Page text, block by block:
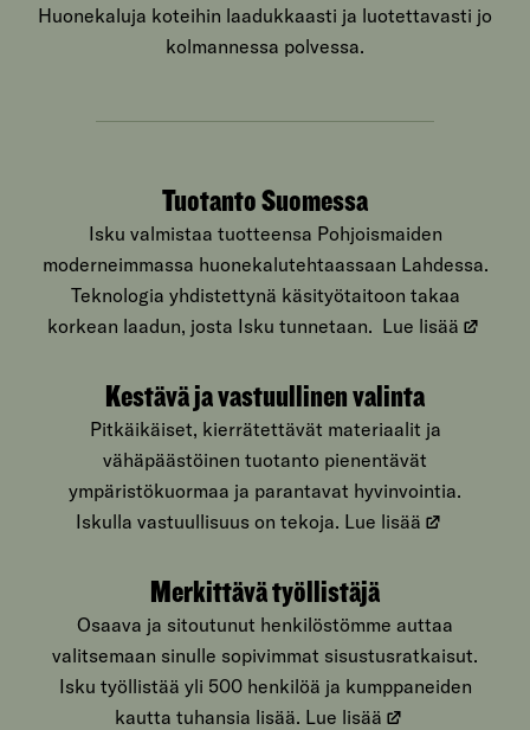
Huonekaluja koteihin laadukkaasti ja luotettavasti jo
kolmannessa polvessa.
Tuotanto Suomessa
Isku valmistaa tuotteensa Pohjoismaiden
moderneimmassa huonekalutehtaassaan Lahdessa.
Teknologia yhdistettynä käsityötaitoon takaa
korkean laadun, josta Isku tunnetaan. Lue lisää
Kestävä ja vastuullinen valinta
Pitkäikäiset, kierrätettävät materiaalit ja
vähäpäästöinen tuotanto pienentävät
ympäristökuormaa ja parantavat hyvinvointia.
Iskulla vastuullisuus on tekoja. Lue lisää
Merkittävä työllistäjä
Osaava ja sitoutunut henkilöstömme auttaa
valitsemaan sinulle sopivimmat sisustusratkaisut.
Isku työllistää yli 500 henkilöä ja kumppaneiden
kautta tuhansia lisää. Lue lisää